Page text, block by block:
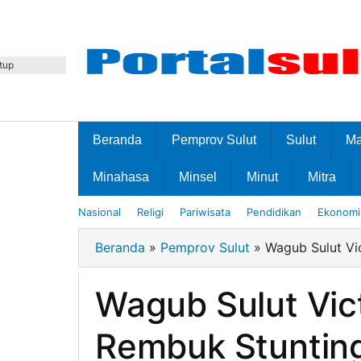
Beranda Pemprov Sulut Sulut
Minahasa Minsel Minut Mitra
Nasional Religi Pariwisata Pendidikan
Beranda » Pemprov Sulut » Wagub Sulut
Wagub Sulut
Rembuk